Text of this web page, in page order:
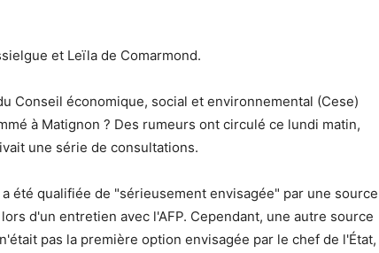
et Leïla de Comarmond.
Conseil économique, social et environnemental (Cese)
à Matignon ? Des rumeurs ont circulé ce lundi matin,
une série de consultations.
été qualifiée de "sérieusement envisagée" par une source
d'un entretien avec l'AFP. Cependant, une autre source
pas la première option envisagée par le chef de l'État,